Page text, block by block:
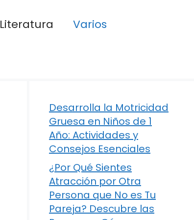
Literatura
Varios
Desarrolla la Motricidad
Gruesa en Niños de 1
Año: Actividades y
Consejos Esenciales
¿Por Qué Sientes
Atracción por Otra
Persona que No es Tu
Pareja? Descubre las